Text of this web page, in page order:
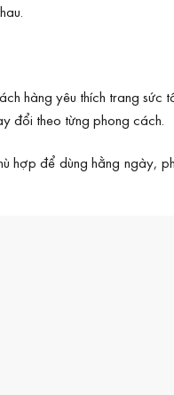
hàng yêu thích trang sức
đổi theo từng phong cách.
hợp để dùng hằng ngày,